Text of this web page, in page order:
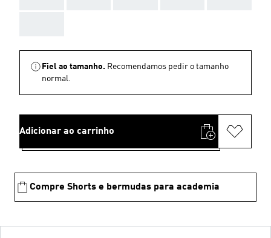
Fiel ao tamanho. Recomendamos pedir o tamanho
normal.
Adicionar ao carrinho
Compre Shorts e bermudas para academia